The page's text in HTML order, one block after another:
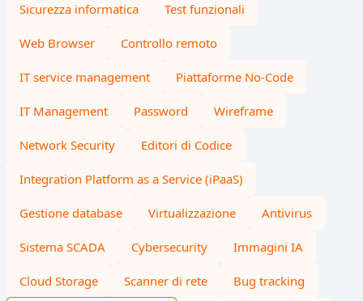
Sicurezza informatica Test funzionali
Web Browser Controllo remoto
IT service management Piattaforme No-Code
IT Management Password Wireframe
Network Security Editori di Codice
Integration Platform as a Service (iPaaS)
Gestione database Virtualizzazione Antivirus
Sistema SCADA Cybersecurity Immagini IA
Cloud Storage Scanner di rete Bug tracking